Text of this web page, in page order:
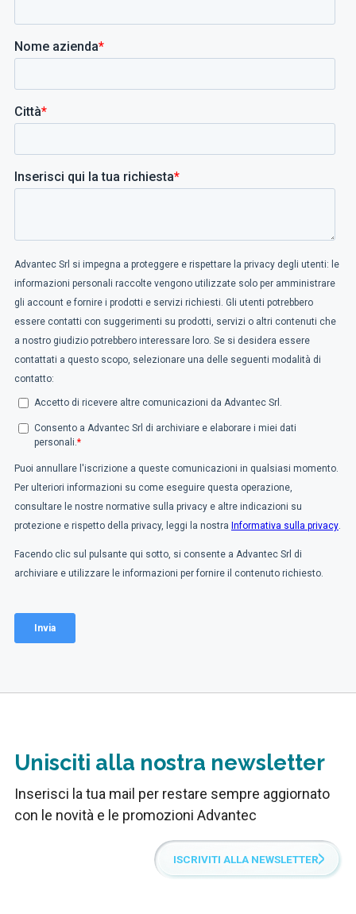
Unisciti alla nostra newsletter
Inserisci la tua mail per restare sempre aggiornato
con le novità e le promozioni Advantec
ISCRIVITI ALLA NEWSLETTER